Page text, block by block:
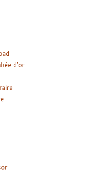
d’or